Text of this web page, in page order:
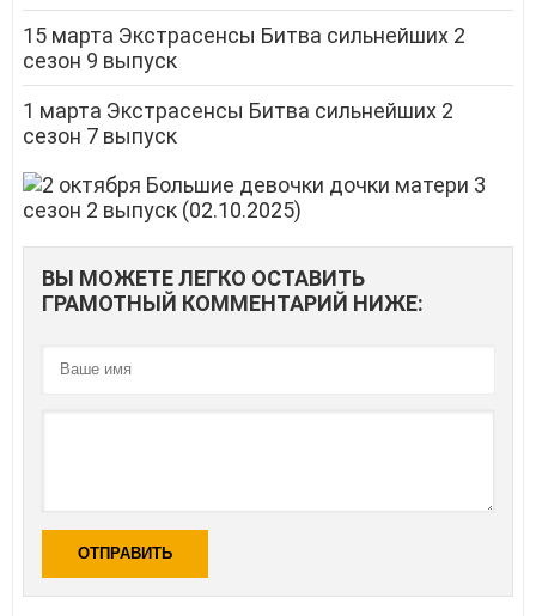
15 марта Экстрасенсы Битва сильнейших 2
сезон 9 выпуск
1 марта Экстрасенсы Битва сильнейших 2
сезон 7 выпуск
ВЫ МОЖЕТЕ ЛЕГКО ОСТАВИТЬ
ГРАМОТНЫЙ КОММЕНТАРИЙ НИЖЕ:
ОТПРАВИТЬ